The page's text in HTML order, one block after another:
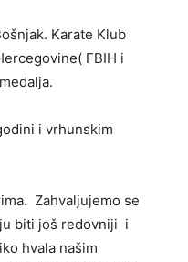
Karate Klub
FBIH i
i vrhunskim
Zahvaljujemo se
biti još redovniji i
hvala našim